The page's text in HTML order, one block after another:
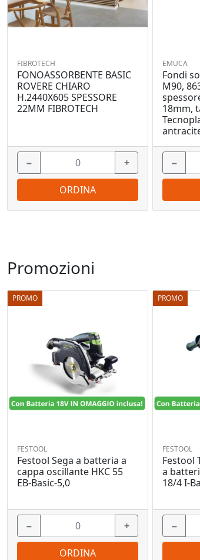
Promozioni
PROMO
FESTOOL
Festool Sega a batteria a
cappa oscillante HKC 55
EB-Basic-5,0
− +
ORDINA
PROMO
FESTOOL
Festool
a
18/4 I-
−
FIBROTECH
FONOASSORBENTE BASIC
ROVERE CHIARO
H.2440X605 SPESSORE
22MM FIBROTECH
− +
ORDINA
EMUCA
Fondi
M90,
18mm,
−